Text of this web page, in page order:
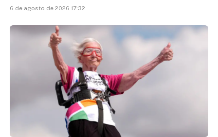
6 de agosto de 2026 17:32